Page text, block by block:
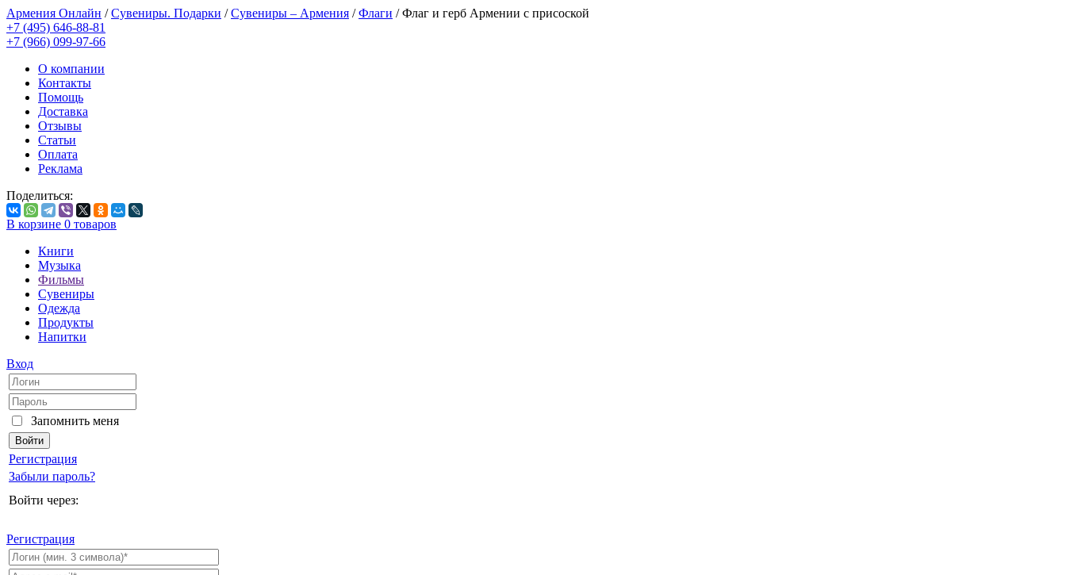
Армения Онлайн /Сувениры. Подарки /Сувениры – Армения /Флаги /Флаг и герб Армении с присоской
+7 (495) 646-88-81
+7 (966) 099-97-66
О компании
Контакты
Помощь
Доставка
Отзывы
Статьи
Оплата
Реклама
Поделиться:
В корзине 0 товаров
Книги
Музыка
Фильмы
Сувениры
Одежда
Продукты
Напитки
Вход
Запомнить меня
Регистрация
Забыли пароль?
Войти через:
Регистрация